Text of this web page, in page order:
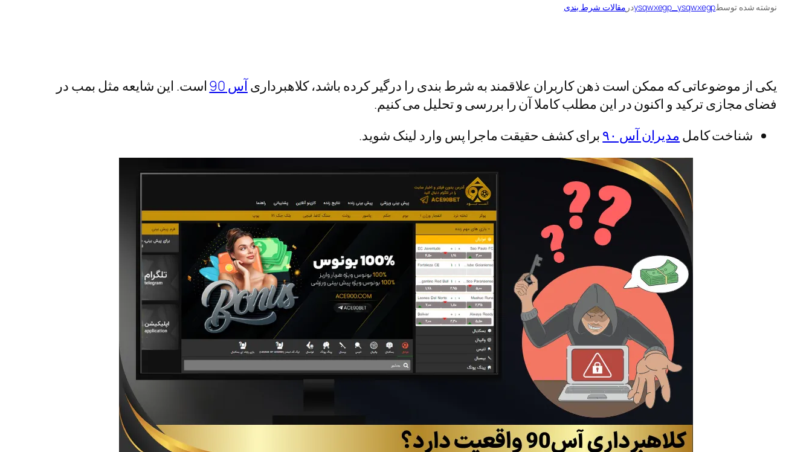
نوشته شده توسطysqwxegp_ysqwxegpدر مقالات شرط بندی
یکی از موضوعاتی که ممکن است ذهن کاربران علاقمند به شرط بندی را درگیر کرده باشد، کلاهبرداریآس 90
است. این شایعه مثل بمب در
فضای مجازی ترکید و اکنون در این مطلب کاملا آن را بررسی و تحلیل می کنیم.
شناخت کامل مدیران آس ۹۰ برای کشف حقیقت ماجرا پس وارد لینک شوید.